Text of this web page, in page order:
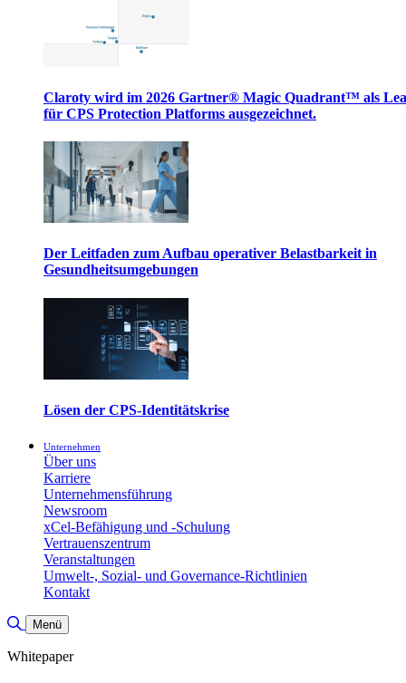
Claroty wird im 2026 Gartner® Magic Quadrant™ als
für CPS Protection Platforms ausgezeichnet.
Der Leitfaden zum Aufbau operativer Belastbarkeit in
Gesundheitsumgebungen
Lösen der CPS-Identitätskrise
Unternehmen
Über uns
Karriere
Unternehmensführung
Newsroom
xCel-Befähigung und -Schulung
Vertrauenszentrum
Veranstaltungen
Umwelt-, Sozial- und Governance-Richtlinien
Kontakt
Suche umschalten
Menü
Whitepaper